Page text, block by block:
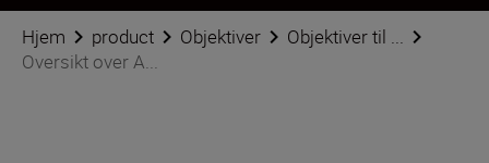
Hjem product Objektiver
Objektiver til ...
Oversikt over A...